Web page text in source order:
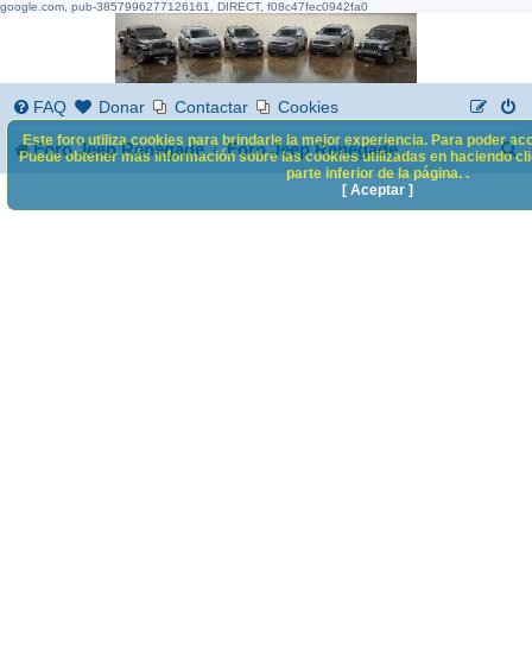
google.com, pub-3857996277126161, DIRECT, f08c47fec0942fa0
FAQ Donar Contactar Cookies
Foro Jeep Renegade Foro Jeep Renegade
B
s
Este foro utiliza cookies para brindarle la mejor experiencia. Para poder
Puede obtener más información sobre las cookies utilizadas en haciendo
parte inferior de la página. .
[ Aceptar ]